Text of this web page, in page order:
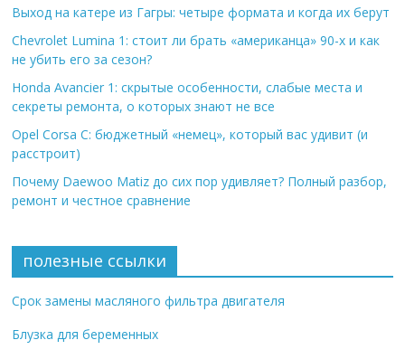
Выход на катере из Гагры: четыре формата и когда их берут
Chevrolet Lumina 1: стоит ли брать «американца» 90-х и как
не убить его за сезон?
Honda Avancier 1: скрытые особенности, слабые места и
секреты ремонта, о которых знают не все
Opel Corsa C: бюджетный «немец», который вас удивит (и
расстроит)
Почему Daewoo Matiz до сих пор удивляет? Полный разбор,
ремонт и честное сравнение
полезные ссылки
Срок замены масляного фильтра двигателя
Блузка для беременных